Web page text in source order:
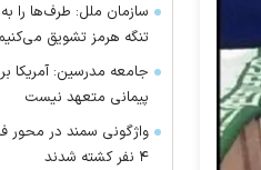
سازمان ملل: طرف‌ها را به
تنگه هرمز تشویق
جامعه مدرسین: آمریکا
پیمانی متعهد نیست
واژگونی سمند در محور
۴ نفر کشته شدند